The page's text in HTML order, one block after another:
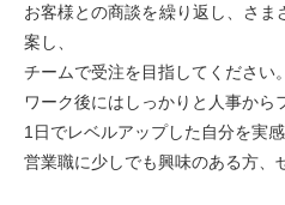
お客様との商談を繰り返し、さ
案し、
チームで受注を目指してください。
ワーク後にはしっかりと人事から
1日でレベルアップした自分を実感
営業職に少しでも興味のある方、